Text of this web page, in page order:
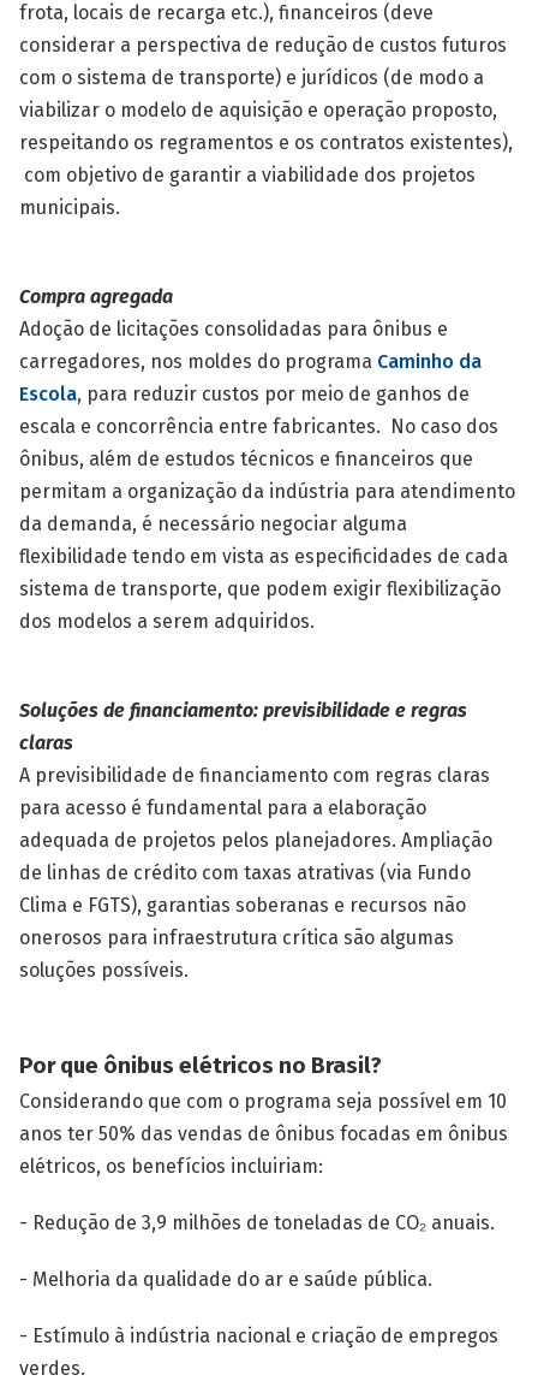
frota, locais de recarga etc.), financeiros (deve
considerar a perspectiva de redução de custos futuros
com o sistema de transporte) e jurídicos (de modo a
viabilizar o modelo de aquisição e operação proposto,
respeitando os regramentos e os contratos existentes),
com objetivo de garantir a viabilidade dos projetos
municipais.
Compra agregada
Adoção de licitações consolidadas para ônibus e
carregadores, nos moldes do programa Caminho da
Escola, para reduzir custos por meio de ganhos de
escala e concorrência entre fabricantes. No caso dos
ônibus, além de estudos técnicos e financeiros que
permitam a organização da indústria para atendimento
da demanda, é necessário negociar alguma
flexibilidade tendo em vista as especificidades de cada
sistema de transporte, que podem exigir flexibilização
dos modelos a serem adquiridos.
Soluções de financiamento: previsibilidade e regras
claras
A previsibilidade de financiamento com regras claras
para acesso é fundamental para a elaboração
adequada de projetos pelos planejadores. Ampliação
de linhas de crédito com taxas atrativas (via Fundo
Clima e FGTS), garantias soberanas e recursos não
onerosos para infraestrutura crítica são algumas
soluções possíveis.
Por que ônibus elétricos no Brasil?
Considerando que com o programa seja possível em 10
anos ter 50% das vendas de ônibus focadas em ônibus
elétricos, os benefícios incluiriam:
- Redução de 3,9 milhões de toneladas de CO₂ anuais.
- Melhoria da qualidade do ar e saúde pública.
- Estímulo à indústria nacional e criação de empregos
verdes.